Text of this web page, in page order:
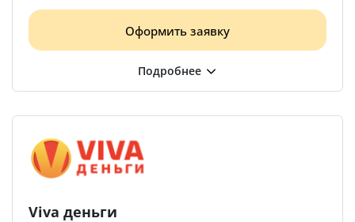
Оформить заявку
Viva деньги